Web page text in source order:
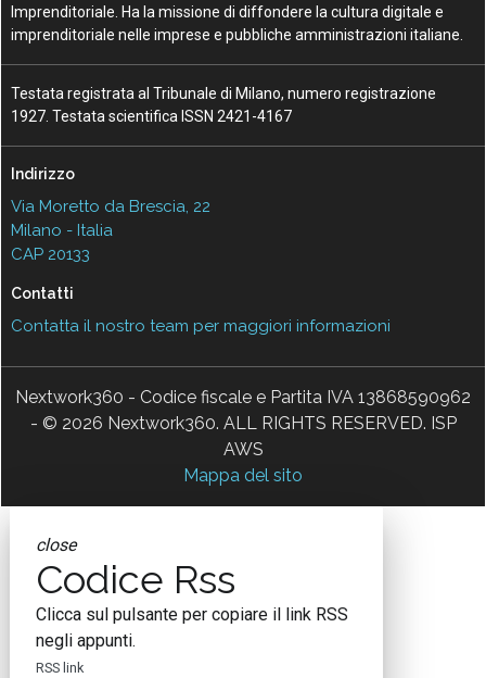
Imprenditoriale. Ha la missione di diffondere la cultura digitale e
imprenditoriale nelle imprese e pubbliche amministrazioni italiane.
Testata registrata al Tribunale di Milano, numero registrazione
1927. Testata scientifica ISSN 2421-4167
Indirizzo
Via Moretto da Brescia, 22
Milano - Italia
CAP 20133
Contatti
Contatta il nostro team per maggiori informazioni
Nextwork360 - Codice fiscale e Partita IVA 13868590962
- © 2026 Nextwork360. ALL RIGHTS RESERVED. ISP
AWS
Mappa del sito
close
Codice Rss
Clicca sul pulsante per copiare il link RSS
negli appunti.
RSS link